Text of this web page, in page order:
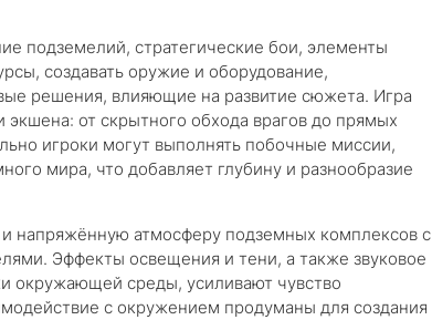
подземелий, стратегические бои, элементы
создавать оружие и оборудование,
решения, влияющие на развитие сюжета. Игра
экшена: от скрытного обхода врагов до прямых
игроки могут выполнять побочные миссии,
мира, что добавляет глубину и разнообразие
напряжённую атмосферу подземных комплексов с
Эффекты освещения и тени, а также звуковое
окружающей среды, усиливают чувство
с окружением продуманы для создания